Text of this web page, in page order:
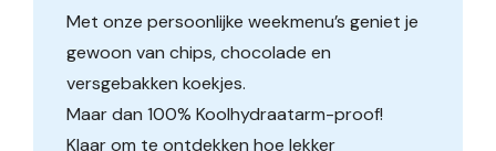
Met onze persoonlijke weekmenu’s geniet je
gewoon van chips, chocolade en
versgebakken koekjes.
Maar dan 100% Koolhydraatarm-proof!
Klaar om te ontdekken hoe lekker